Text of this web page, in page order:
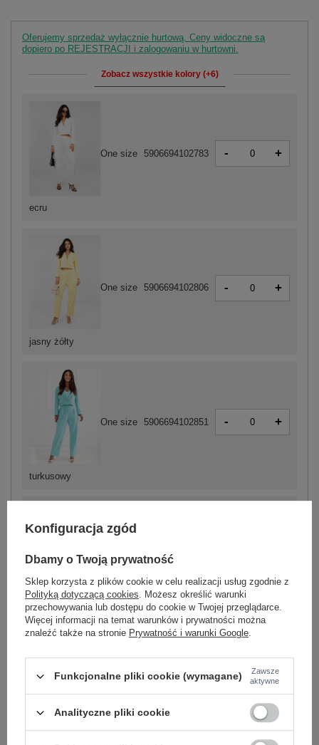
Oferujemy sprzedaż wyłącznie hurtową. Ceny widoczne są
dopiero po REJESTRACJI i zalogowaniu w hurtowni.
Zobacz wszystkie kolory (+6)
jasny żółty
One size 5906694102806 - +
turkusowy
One size 5906694102851 - +
czarny
One size 5906694102844
ecru
One size 5906694102783 - +
ZALOGUJ SIĘ I ZOBACZ CENĘ
Konfiguracja zgód
Dbamy o Twoją prywatność
Sklep korzysta z plików cookie w celu realizacji usług zgodnie z
Polityką dotyczącą cookies. Możesz określić warunki
przechowywania lub dostępu do cookie w Twojej przeglądarce.
Więcej informacji na temat warunków i prywatności można
znaleźć także na stronie Prywatność i warunki Google.
Funkcjonalne pliki cookie (wymagane)
Zawsze
aktywne
Analityczne pliki cookie